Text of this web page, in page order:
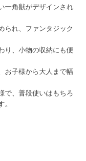
一角獣がデザインされ
られ、ファンタジック
り、小物の収納にも便
お子様から大人まで幅
で、普段使いはもちろ